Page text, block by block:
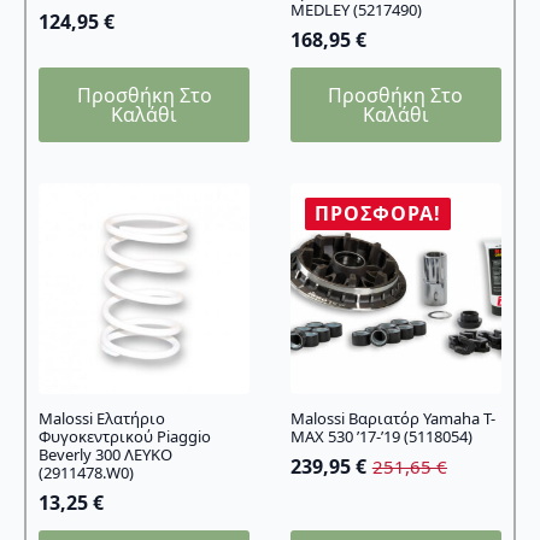
124,95€
Προσθήκη Στο
Καλάθι
MEDLEY (5217490)
168,95€
Προσθήκη Στο
Καλάθι
Malossi Ελατήριο
Φυγοκεντρικού Piaggio
Beverly 300 ΛΕΥΚΟ
(2911478.W0)
13,25€
ΠΡΟΣΦΟΡΆ!
Malossi Βαριατόρ Yamaha T-
MAX 530 ’17-’19 (5118054)
251,65€
Original
239,95€
Η